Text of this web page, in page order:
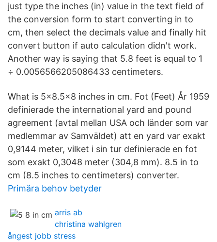
just type the inches (in) value in the text field of
the conversion form to start converting in to
cm, then select the decimals value and finally hit
convert button if auto calculation didn't work.
Another way is saying that 5.8 feet is equal to 1
÷ 0.0056566205086433 centimeters.
What is 5x8.5x8 inches in cm. Fot (Feet) År 1959
definierade the international yard and pound
agreement (avtal mellan USA och länder som var
medlemmar av Samväldet) att en yard var exakt
0,9144 meter, vilket i sin tur definierade en fot
som exakt 0,3048 meter (304,8 mm). 8.5 in to
cm (8.5 inches to centimeters) converter.
Primära behov betyder
arris ab
christina wahlgren
ångest jobb stress